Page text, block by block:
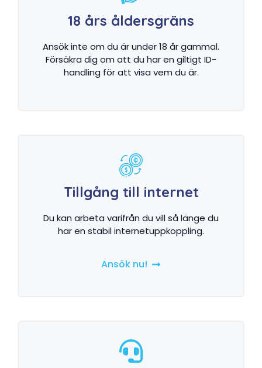
18 års åldersgräns
Ansök inte om du är under 18 år gammal.
Försäkra dig om att du har en giltigt ID-
handling för att visa vem du är.
Tillgång till internet
Du kan arbeta varifrån du vill så länge du
har en stabil internetuppkoppling.
Ansök nu!